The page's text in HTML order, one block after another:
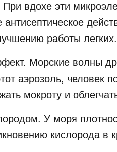
вдохе эти
антисептическое
работы легких.
Морские волны
аэрозоль, человек
мокроту и
У моря
кислорода в